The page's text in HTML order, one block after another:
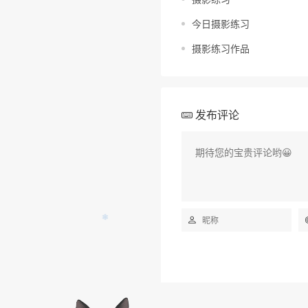
今日摄影练习
摄影练习作品
发布评论